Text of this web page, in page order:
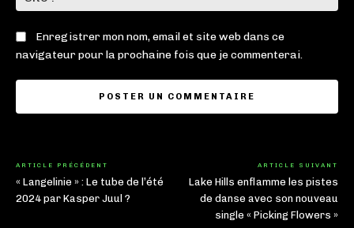
:
Enregistrer mon nom, email et site web dans ce
navigateur pour la prochaine fois que je commenterai.
ARTICLE PRÉCÉDENT
« Langelinie » : Le tube de l’été
2024 par Kasper Juul ?
ARTICLE SUIVANT
Lake Hills enflamme les pistes
de danse avec son nouveau
single « Picking Flowers »